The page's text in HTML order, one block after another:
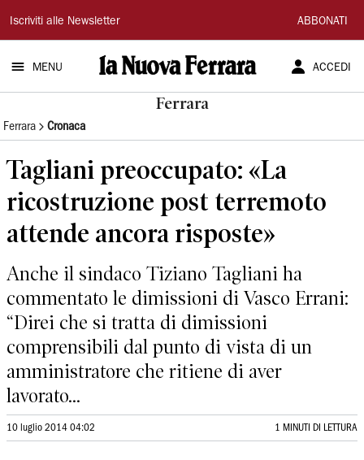
La
Nuova
Ferrara
Iscriviti alle Newsletter ABBONATI
MENU ACCEDI
Ferrara
Ferrara Cronaca
Tagliani preoccupato: «La
ricostruzione post terremoto
attende ancora risposte»
Anche il sindaco Tiziano Tagliani ha
commentato le dimissioni di Vasco Errani:
“Direi che si tratta di dimissioni
comprensibili dal punto di vista di un
amministratore che ritiene di aver
lavorato...
10 luglio 2014 04:02 1 MINUTI DI LETTURA